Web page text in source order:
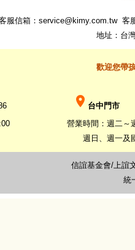
服信箱：service@kimy.com.tw 客
地址：台
歡迎您帶
place 台中門市
營業時間：週二～
週日、週一及
信誼基金會/上誼
統